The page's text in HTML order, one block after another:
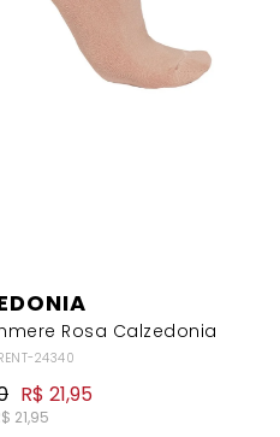
Rosa Calzedonia
24340
R$ 21,95
21,95